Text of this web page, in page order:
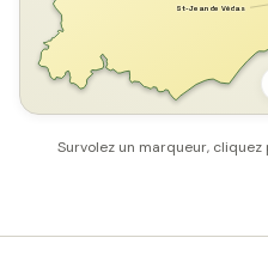
St-Jean de Védas
Survolez un marqueur, cliquez